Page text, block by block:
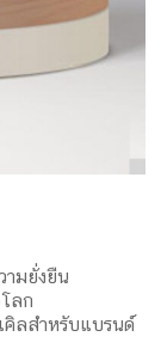
ามยั่งยืน
ลก
คิลสำหรับแบรนด์